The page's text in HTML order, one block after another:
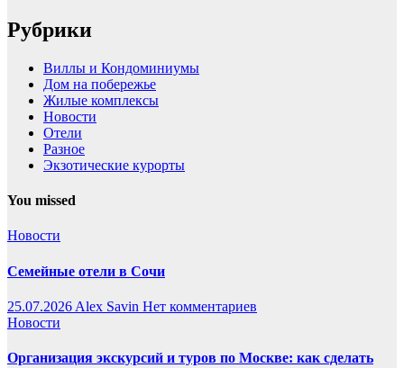
Рубрики
Виллы и Кондоминиумы
Дом на побережье
Жилые комплексы
Новости
Отели
Разное
Экзотические курорты
You missed
Новости
Семейные отели в Сочи
25.07.2026 Alex Savin Нет комментариев
Новости
Организация экскурсий и туров по Москве: как сделать